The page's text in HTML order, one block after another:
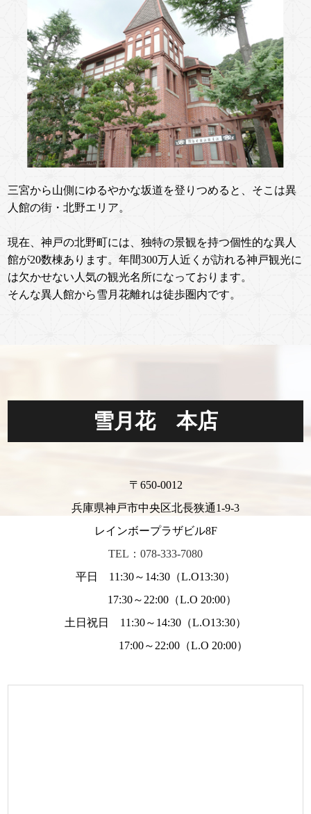
三宮から山側にゆるやかな坂道を登りつめると、そこは異
人館の街・北野エリア。
現在、神戸の北野町には、独特の景観を持つ個性的な異人
館が20数棟あります。年間300万人近くが訪れる神戸観光に
は欠かせない人気の観光名所になっております。
そんな異人館から雪月花離れは徒歩圏内です。
雪月花 本店
〒650-0012
兵庫県神戸市中央区北長狭通1-9-3
レインボープラザビル8F
TEL：078-333-7080
平日 11:30～14:30（L.O13:30）
17:30～22:00（L.O 20:00）
土日祝日 11:30～14:30（L.O13:30）
17:00～22:00（L.O 20:00）